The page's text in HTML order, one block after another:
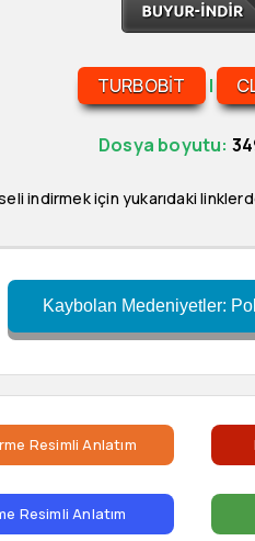
TURBOBIT |
Dosya boyutu:
indirmek için yukarıdaki
Kaybolan Medeniyetler:
Resimli Anlatım
Resimli Anlatım